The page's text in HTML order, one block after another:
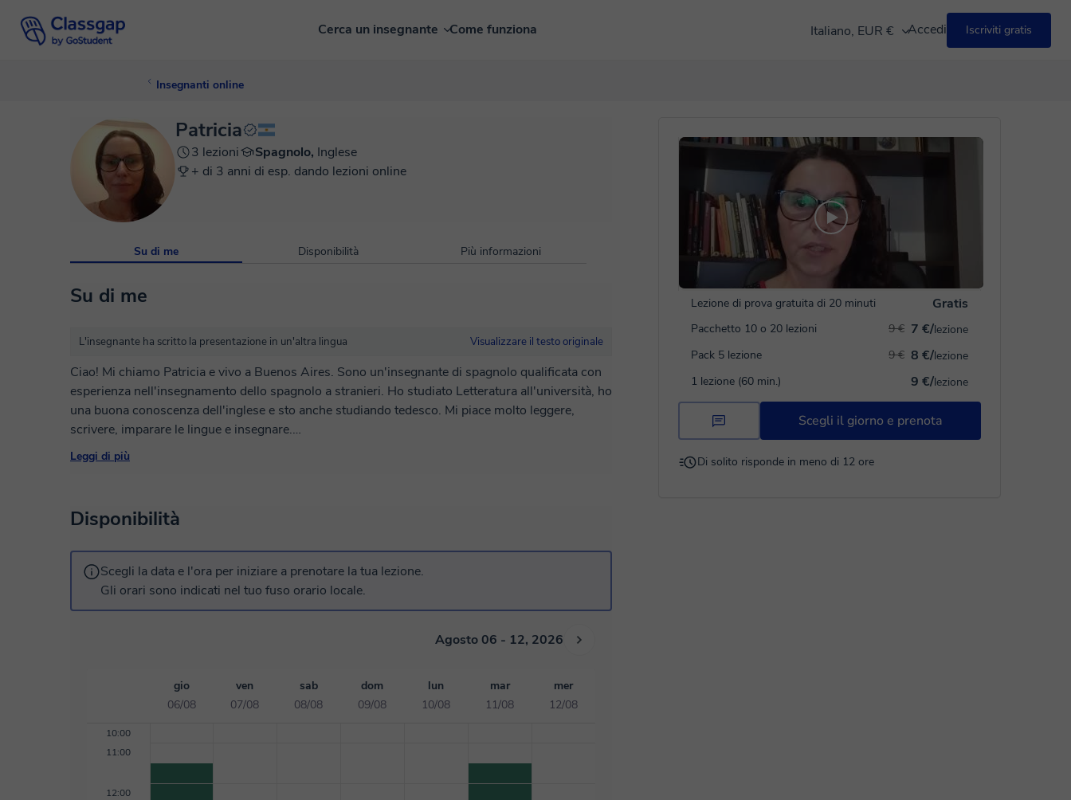
Cerca un insegnante Come funziona Italiano, EUR € Accedi Iscriviti gratis
Insegnanti online
Lezione di prova gratuita di 20 minuti Gratis
Pacchetto 10 o 20 lezioni 7 €/lezione
9 €
Pack 5 lezione
8 €/lezione
9 €
1 lezione (60 min.)
9 €/lezione
Scegli il giorno e prenota
Di solito risponde in meno di 12 ore
Patricia
3 lezioni Spagnolo, Inglese
+ di 3 anni di esp. dando lezioni online
Su di me Disponibilità Più informazioni
Su di me
L'insegnante ha scritto la presentazione in un'altra lingua Visualizzare il testo originale
Ciao! Mi chiamo Patricia e vivo a Buenos Aires. Sono un'insegnante di spagnolo qualificata con
esperienza nell'insegnamento dello spagnolo a stranieri. Ho studiato Letteratura all'università, ho
una buona conoscenza dell'inglese e sto anche studiando tedesco. Mi piace molto leggere,
scrivere, imparare le lingue e insegnare.
Nelle mie lezioni, ci concentreremo su conversazioni e contenuti reali e naturali, in modo che
possiate esprimervi con sicurezza in spagnolo. Mi piace integrare storie, articoli e argomenti
raggiungere i vostri obiettivi!
Leggi di più
Disponibilità
Scegli la data e l'ora per iniziare a prenotare la tua lezione.
Gli orari sono indicati nel tuo fuso orario locale.
Agosto 06 - 12, 2026
gio
06/08
ven
07/08
sab
08/08
dom
09/08
lun
10/08
mar
11/08
mer
12/08
10:00
11:00
12:00